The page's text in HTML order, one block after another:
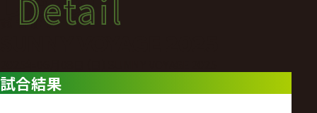
果
|
プ
試合結果
試合結果